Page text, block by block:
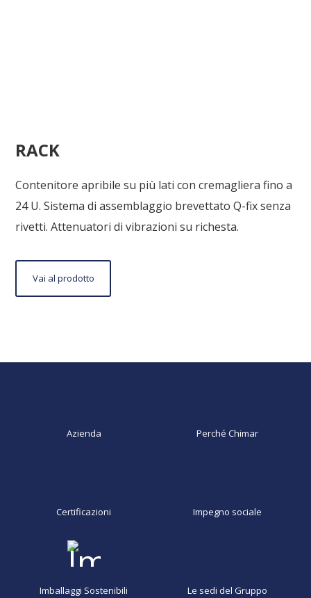
RACK
Contenitore apribile su più lati con cremagliera fino a
24 U. Sistema di assemblaggio brevettato Q-fix senza
rivetti. Attenuatori di vibrazioni su richesta.
Vai al prodottoVai
al
Azienda Perché Chimar
Certificazioni Impegno sociale
Imballaggi Sostenibili Le sedi del Gruppo